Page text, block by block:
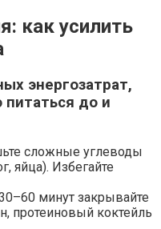
как усилить
энергозатрат,
до и
сложные углеводы
яйца). Избегайте
минут закрывайте
протеиновый коктейль